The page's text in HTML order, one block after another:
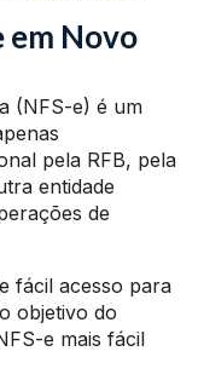
em Novo
(NFS-e) é um
pela RFB, pela
entidade
de
fácil acesso para
objetivo do
e mais fácil